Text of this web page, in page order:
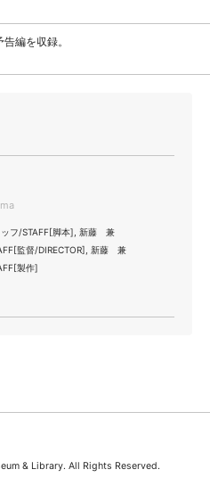
編を収録。
フ/STAFF[脚本], 新藤 兼
監督/DIRECTOR], 新藤 兼
製作]
& Library. All Rights Reserved.